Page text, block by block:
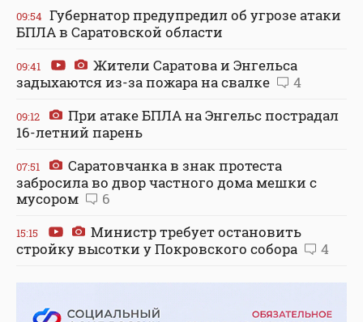
09:54 Губернатор предупредил об угрозе атаки
БПЛА в Саратовской области
09:41
Жители Саратова и Энгельса
задыхаются из-за пожара на свалке
4
09:12
При атаке БПЛА на Энгельс пострадал
16-летний парень
07:51
Саратовчанка в знак протеста
забросила во двор частного дома мешки с
мусором
6
15:15
Министр требует остановить
стройку высотки у Покровского собора
4